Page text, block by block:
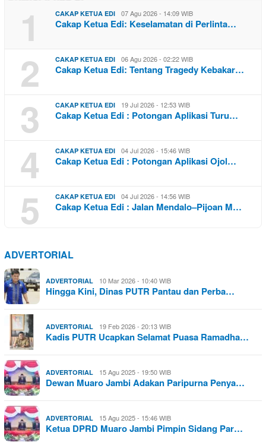
1 CAKAP KETUA EDI 07 Agu 2026 - 14:09 WIB
Cakap Ketua Edi: Keselamatan di Perlinta…
2 CAKAP KETUA EDI 06 Agu 2026 - 02:22 WIB
Cakap Ketua Edi: Tentang Tragedy Kebakar…
3 CAKAP KETUA EDI 19 Jul 2026 - 12:53 WIB
Cakap Ketua Edi : Potongan Aplikasi Turu…
4 CAKAP KETUA EDI 04 Jul 2026 - 15:46 WIB
Cakap Ketua Edi : Potongan Aplikasi Ojol…
5 CAKAP KETUA EDI 04 Jul 2026 - 14:56 WIB
Cakap Ketua Edi : Jalan Mendalo–Pijoan M…
ADVERTORIAL
ADVERTORIAL 10 Mar 2026 - 10:40 WIB
Hingga Kini, Dinas PUTR Pantau dan Perba…
ADVERTORIAL 19 Feb 2026 - 20:13 WIB
Kadis PUTR Ucapkan Selamat Puasa Ramadha…
ADVERTORIAL 15 Agu 2025 - 19:50 WIB
Dewan Muaro Jambi Adakan Paripurna Penya…
ADVERTORIAL 15 Agu 2025 - 15:46 WIB
Ketua DPRD Muaro Jambi Pimpin Sidang Par…